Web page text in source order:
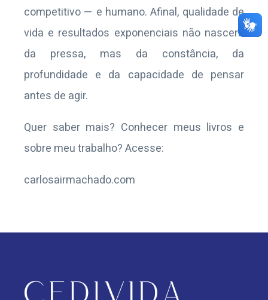
competitivo — e humano. Afinal, qualidade de
vida e resultados exponenciais não nascem
da pressa, mas da constância, da
profundidade e da capacidade de pensar
antes de agir.
Quer saber mais? Conhecer meus livros e
sobre meu trabalho? Acesse:
carlosairmachado.com